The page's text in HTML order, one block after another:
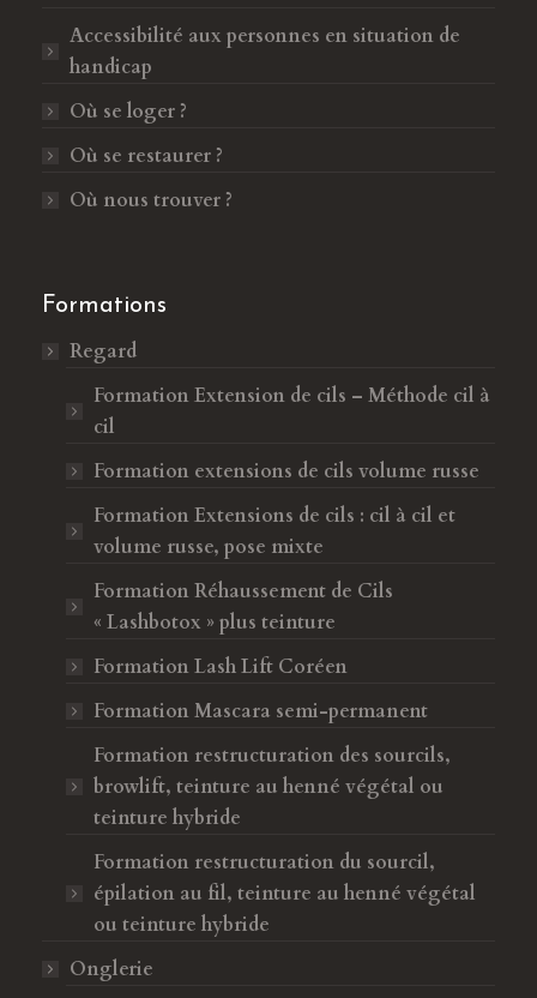
n
n
e
d
a
n
u
n
v
e
e
f
e
ê
t
r
Accessibilité aux personnes en situation de
handicap
Où se loger ?
Où se restaurer ?
Où nous trouver ?
Formations
Regard
Formation Extension de cils – Méthode cil à
cil
Formation extensions de cils volume russe
Formation Extensions de cils : cil à cil et
volume russe, pose mixte
Formation Réhaussement de Cils
« Lashbotox » plus teinture
Formation Lash Lift Coréen
Formation Mascara semi-permanent
Formation restructuration des sourcils,
browlift, teinture au henné végétal ou
teinture hybride
Formation restructuration du sourcil,
épilation au fil, teinture au henné végétal
ou teinture hybride
Onglerie